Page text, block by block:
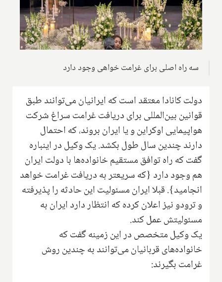
سه راه اصلی برای غرامت خواهی وجود دارد
دولت کانادا معتقد است که ایرانیان می‌توانند طبق
قوانین بین‌المللی برای دریافت غرامت سراغ شرکت
هواپیمایی اوکراین و یا ایران بروند، که احتمال
دارند چندین سال طول بکشد. یک وکیل در اینباره
گفت که راه توافق مستقیم خانواده‌ها با دولت ایران
هم وجود دارد {که سریعتر به دریافت غرامت خواهد
انجامید}. قبلا ایران مسئولیت این حادثه را پذیرفته
و ترودو نیز اعلان کرده که انتظار دارد ایران به
مسئولیتش عمل کند.
یک وکیل متخصص در این زمینه گفت که
خانواده‌های قربانیان می‌توانند به چندین روش
غرامت بگیرند: